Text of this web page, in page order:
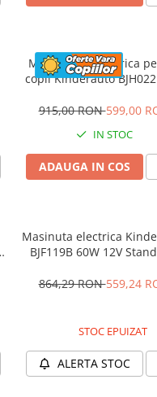
Motocicleta electrica
copii Kinderauto BJH022
915,00 RON599,00
IN STOC
ADAUGA IN COS
Masinuta electrica
BJF119B 60W 12V
864,29 RON559,24
STOC EPUIZAT
ALERTA STOC